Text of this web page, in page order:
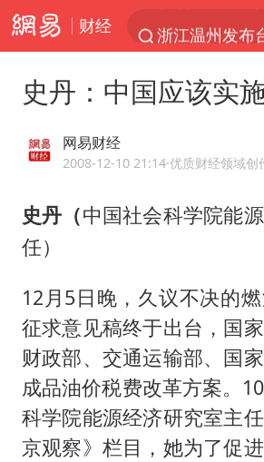
财经
白海豚将正面
金饰克价一夜
包文婧：二胎
香港宏福苑
女主硬加吻戏
浙江台州《告
史丹：中国应该实
网易财经
2008-12-10 21:14·优质财经领域创
史丹（中国社会科学院能
任）
12月5日晚，久议不决的
征求意见稿终于出台，国家
财政部、交通运输部、国
成品油价税费改革方案。
科学院能源经济研究室主
京观察》栏目，她为了促